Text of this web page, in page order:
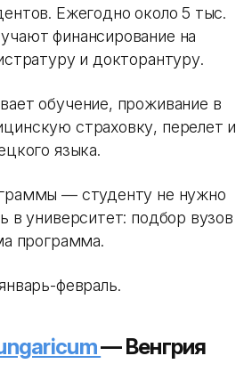
Ежегодно около 5 тыс.
финансирование на
и докторантуру.
обучение, проживание в
страховку, перелет и
языка.
— студенту не нужно
в университет: подбор вузов
программа.
февраль.
— Венгрия